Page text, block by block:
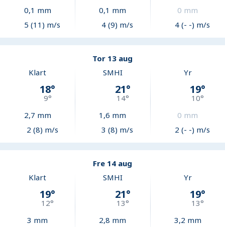
0,1 mm
5 (11) m/s
0,1 mm
4 (9) m/s
0 mm
4 (- -) m/s
Tor 13 aug
Klart
18°
9°
2,7 mm
2 (8) m/s
SMHI
21°
14°
1,6 mm
3 (8) m/s
Yr
19°
10°
0 mm
2 (- -) m/s
Fre 14 aug
Klart
19°
12°
3 mm
SMHI
21°
13°
2,8 mm
Yr
19°
13°
3,2 mm